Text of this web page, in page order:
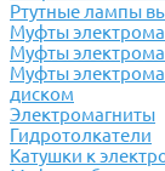
Ртутные лампы
Муфты
Муфты
Муфты
диском
Электромагниты
Гидротолкатели
Катушки к